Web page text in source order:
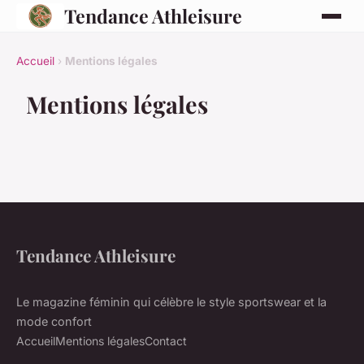
Tendance Athleisure
Accueil › Mentions légales
Mentions légales
Tendance Athleisure
Le magazine féminin qui célèbre le style sportswear et la
mode confort
AccueilMentions légalesContact